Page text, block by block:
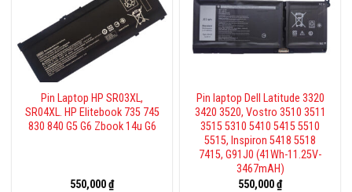
Pin Laptop HP SR03XL,
SR04XL. HP Elitebook 735 745
830 840 G5 G6 Zbook 14u G6
550,000₫
Pin laptop Dell Latitude 3320
3420 3520, Vostro 3510 3511
3515 5310 5410 5415 5510
5515, Inspiron 5418 5518
7415, G91J0 (41Wh-11.25V-
3467mAH)
550,000₫